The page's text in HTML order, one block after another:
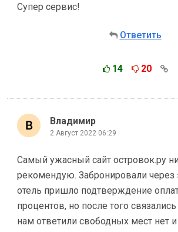
Супер сервис!
Ответить
14 20
Владимир
2 Август 2022 06:29
Самый ужасный сайт островок.ру
рекомендую. Забронировали через
отель пришло подтверждение
процентов, но после того
нам ответили свободных мест нет